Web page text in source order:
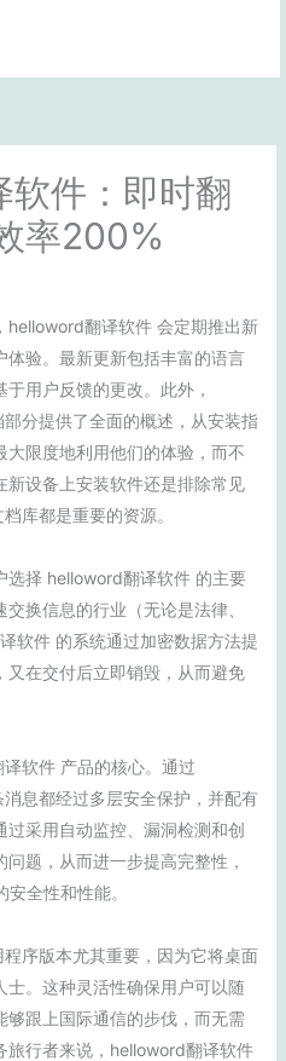
件：即时翻
率200%
helloword翻译软件 会定期推出新
验。最新更新包括丰富的语言
用户反馈的更改。此外，
分提供了全面的概述，从安装指
限度地利用他们的体验，而不
设备上安装软件还是排除常见
库都是重要的资源。
选择 helloword翻译软件 的主要
换信息的行业（无论是法律、
软件 的系统通过加密数据方法提
在交付后立即销毁，从而避免
软件 产品的核心。通过
息都经过多层安全保护，并配有
过采用自动监控、漏洞检测和创
题，从而进一步提高完整性，
全性和性能。
序版本尤其重要，因为它将桌面
。这种灵活性确保用户可以随
跟上国际通信的步伐，而无需
旅行者来说，helloword翻译软件